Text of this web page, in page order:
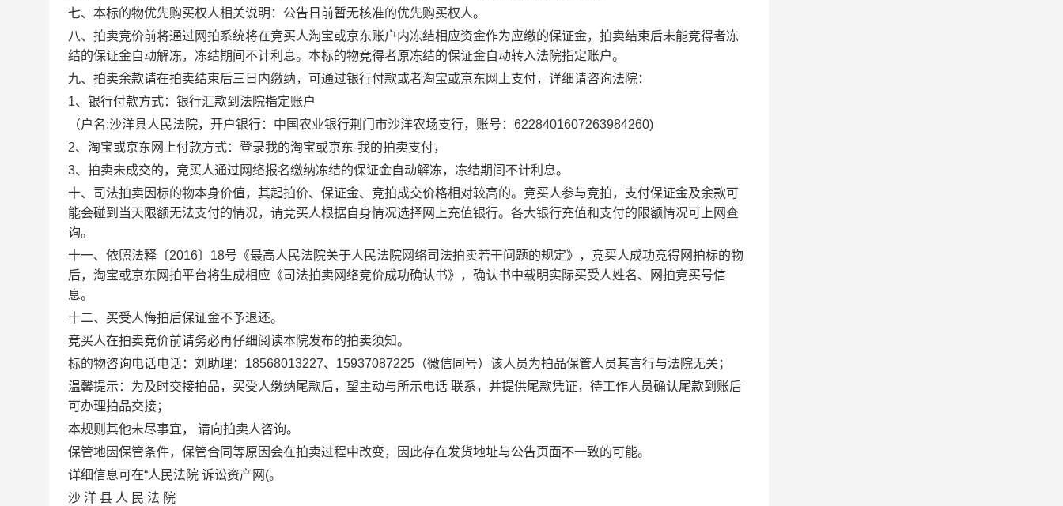
七、 本标的物优先购买权人相关说明：公告日前暂无核准的优先购买权人。
八、 拍卖竞价前将通过网拍系统将在竞买人淘宝或京东账户内冻结相应资金作为应缴的保证金，拍卖结束后未能竞得者冻
结的保证金自动解冻，冻结期间不计利息。本标的物竞得者原冻结的保证金自动转入法院指定账户。
九、拍卖余款请在拍卖结束后三 日内缴纳，可通过银行付款或者淘宝或京东 网上支付，详细请咨询法院：
1、银行付款方式：银行汇款到法院指定账户
（户名:沙洋县人民法院，开户银行： 中国农业银行荆门市沙洋农场支行，账号： 6228401607263984260)
2、淘宝或京东 网上付款方式：登录我的淘宝或京东-我的拍卖支付，
3、拍卖未成交的，竞买人通过网络报名缴纳冻结的保证金自动解冻，冻结期间不计利息。
十、司法拍卖因标的物本身价值，其起拍价、保证金、竞拍成交价格相对较高的。竞买人参与竞拍，支付保证金及余款可
能会碰到当天限额无法支付的情况，请竞买人根据自身情况选择网上充值银行。各大银行充值和支付的限额情况可上网查
询。
十一、依照法释〔2016〕 18号《最高人民法院关于人民法院网络司法拍卖若干问题的规定》，竞买人成功竞得网拍标的物
后，淘宝或京东 网拍平台将生成相应《司法拍卖网络竞价成功确认书》，确认书中载明实际买受人姓名、网拍竞买号信
息。
十二、买受人悔拍后保证金不予退还。
竞买人在拍卖竞价前请务必再仔细阅读本院发布的拍卖须知。
标的物咨询电话电话： 刘助理 ： 18568013227、 15937087225 （微信同号）该人员为拍品保管人员其言行与法院无关；
温馨提示：为及时交接拍品，买受人缴纳尾款后，望主动与所示电话 联系，并提供尾款凭证，待工作人员确认尾款到账后
可办理拍品交接；
本规则其他未尽事宜， 请向拍卖人咨询。
保管地因保管条件，保管合同等原因会在拍卖过程中改变，因此存在发货地址与公告页面不一致的可能。
详细信息可在“人民法院 诉讼资产网 (。
沙 洋 县 人 民 法 院